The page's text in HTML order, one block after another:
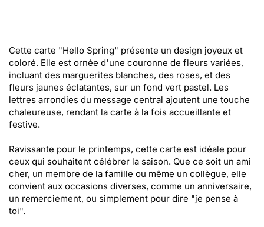
Cette carte "Hello Spring" présente un design joyeux et
coloré. Elle est ornée d'une couronne de fleurs variées,
incluant des marguerites blanches, des roses, et des
fleurs jaunes éclatantes, sur un fond vert pastel. Les
lettres arrondies du message central ajoutent une touche
chaleureuse, rendant la carte à la fois accueillante et
festive.
Ravissante pour le printemps, cette carte est idéale pour
ceux qui souhaitent célébrer la saison. Que ce soit un ami
cher, un membre de la famille ou même un collègue, elle
convient aux occasions diverses, comme un anniversaire,
un remerciement, ou simplement pour dire "je pense à
toi".